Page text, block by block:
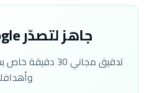
جاهز لتصدّر Google الأردن؟
تدقيق مجاني 30